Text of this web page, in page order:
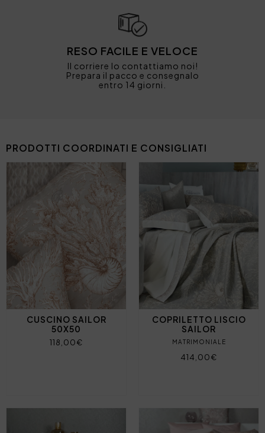
RESO FACILE E VELOCE
Il corriere lo contattiamo noi!
Prepara il pacco e consegnalo
entro 14 giorni.
PRODOTTI COORDINATI E CONSIGLIATI
CUSCINO SAILOR
50X50
118,00€
COPRILETTO LISCIO
SAILOR
MATRIMONIALE
414,00€